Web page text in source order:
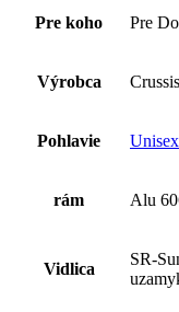
Pre koho Pre
Výrobca Crussis
Pohlavie Unisex
rám Alu
Vidlica
SR-